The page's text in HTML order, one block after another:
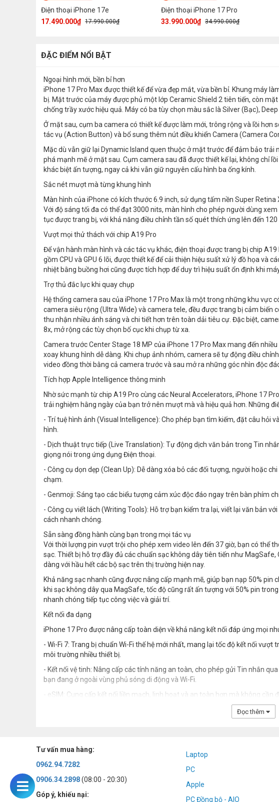
Điện thoại iPhone 17e
17.490.000₫ 17.990.000₫
Điện thoại iPhone 17 Pro
33.990.000₫ 34.990.000₫
ĐẶC ĐIỂM NỔI BẬT
Ngoại hình mới, bền bỉ hơn
iPhone 17 Pro Max được thiết kế để vừa đẹp mắt, vừa bền bỉ. Khung máy
bị. Mặt trước của máy được phủ một lớp Ceramic Shield 2 tiên tiến, còn
chống trầy xước hiệu quả. Máy có ba tùy chọn màu sắc là Silver (Bạc),
Ở mặt sau, cụm ba camera có thiết kế được làm mới, trông rộng và lồi hơn
tác vụ (Action Button) và bổ sung thêm nút điều khiển Camera (Camera
Mặc dù vẫn giữ lại Dynamic Island quen thuộc ở mặt trước để đảm bảo
phá mạnh mẽ ở mặt sau. Cụm camera sau đã được thiết kế lại, không chỉ
khác biệt ấn tượng, ngay cả khi vẫn giữ nguyên cấu hình ba ống kính.
Sắc nét mượt mà từng khung hình
Màn hình của iPhone có kích thước 6.9 inch, sử dụng tấm nền Super
Với độ sáng tối đa có thể đạt 3000 nits, màn hình cho phép người dùng
tục được trang bị, với khả năng điều chỉnh tần số quét thích ứng lên đến 120
Vượt mọi thử thách với chip A19 Pro
Để vận hành màn hình và các tác vụ khác, điện thoại được trang bị chip
gồm CPU và GPU 6 lõi, được thiết kế để cải thiện hiệu suất xử lý đồ họa và
nhiệt bằng buồng hơi cũng được tích hợp để duy trì hiệu suất ổn định khi
Trợ thủ đắc lực khi quay chụp
Hệ thống camera sau của iPhone 17 Pro Max là một trong những khu vực
camera siêu rộng (Ultra Wide) và camera tele, đều được trang bị cảm biến
thu nhận nhiều ánh sáng và chi tiết hơn trên toàn dải tiêu cự. Đặc biệt,
8x, mở rộng các tùy chọn bố cục khi chụp từ xa.
Camera trước Center Stage 18 MP của iPhone 17 Pro Max mang đến
xoay khung hình dễ dàng. Khi chụp ảnh nhóm, camera sẽ tự động điều
video đồng thời bằng cả camera trước và sau mở ra những góc nhìn độc
Tích hợp Apple Intelligence thông minh
Nhờ sức mạnh từ chip A19 Pro cùng các Neural Accelerators, iPhone 17
trải nghiệm hằng ngày của bạn trở nên mượt mà và hiệu quả hơn. Những
- Trí tuệ hình ảnh (Visual Intelligence): Cho phép bạn tìm kiếm, đặt câu hỏi
hình.
- Dịch thuật trực tiếp (Live Translation): Tự động dịch văn bản trong Tin
giọng nói trong ứng dụng Điện thoại.
- Công cụ dọn dẹp (Clean Up): Dễ dàng xóa bỏ các đối tượng, người hoặc
chạm.
- Genmoji: Sáng tạo các biểu tượng cảm xúc độc đáo ngay trên bàn phím
- Công cụ viết lách (Writing Tools): Hỗ trợ bạn kiểm tra lại, viết lại văn bản
cách nhanh chóng.
Sẵn sàng đồng hành cùng bạn trong mọi tác vụ
Với thời lượng pin vượt trội cho phép xem video lên đến 37 giờ, bạn có thể
sạc. Thiết bị hỗ trợ đầy đủ các chuẩn sạc không dây tiên tiến như
dàng với hầu hết các bộ sạc trên thị trường hiện nay.
Khả năng sạc nhanh cũng được nâng cấp mạnh mẽ, giúp bạn nạp 50% pin
khi sạc không dây qua MagSafe, tốc độ cũng rất ấn tượng với 50% pin
nhanh chóng tiếp tục công việc và giải trí.
Kết nối đa dạng
iPhone 17 Pro được nâng cấp toàn diện về khả năng kết nối đáp ứng mọi
- Wi-Fi 7: Trang bị chuẩn Wi-Fi thế hệ mới nhất, mang lại tốc độ kết nối
môi trường nhiều thiết bị.
- Kết nối vệ tinh: Nâng cấp các tính năng an toàn, cho phép gửi Tin nhắn
bạn đang ở ngoài vùng phủ sóng di động và Wi-Fi.
- eSIM: Cung cấp kết nối liền mạch, linh hoạt và an toàn hơn mà không cần
Đọc thêm
Tư vấn mua hàng:
0962.94.7282
0906.34.2898(08:00 - 20:30)
Góp ý, khiếu nại:
Laptop
PC
Apple
PC Đồng bộ - AIO